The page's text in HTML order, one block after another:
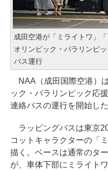
成田空港が「ミライトワ」
オリンピック・パラリンピ
バス運行
NAA（成田国際空港）
ック・パラリンピック応
連絡バスの運行を開始した
ラッピングバスは東京
コットキャラクターの「
描く。ベースは通常のタ
が、車体下部にミライト